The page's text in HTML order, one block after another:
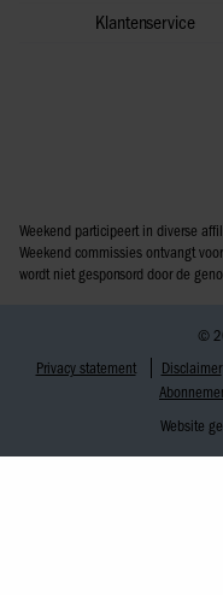
Klantenservice
Weekend participeert in diverse
Weekend commissies ontvangt
wordt niet gesponsord door de
©
Privacy statement
Disclaimer
Website